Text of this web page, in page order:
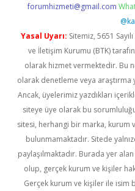
forumhizmeti@gmail.com
Yasal Uyarı: Sitemiz, 5651
ve İletişim Kurumu (BTK)
olarak hizmet vermektedir. Bu
olarak denetleme veya
Ancak, üyelerimiz yazdıkları
siteye üye olarak bu
sitesi, herhangi bir marka, kurum
bulunmamaktadır. Sitede
paylaşılmaktadır. Burada yer
olup, gerçek kurum ve kişiler
Gerçek kurum ve kişiler ile